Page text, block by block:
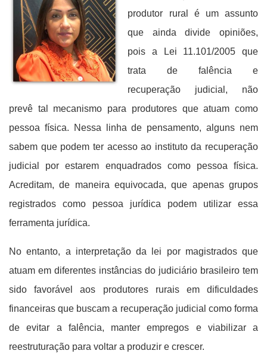
produtor rural é um assunto
que ainda divide opiniões,
pois a Lei 11.101/2005 que
trata de falência e
recuperação judicial, não
prevê tal mecanismo para produtores que atuam como
pessoa física. Nessa linha de pensamento, alguns nem
sabem que podem ter acesso ao instituto da recuperação
judicial por estarem enquadrados como pessoa física.
Acreditam, de maneira equivocada, que apenas grupos
registrados como pessoa jurídica podem utilizar essa
ferramenta jurídica.
No entanto, a interpretação da lei por magistrados que
atuam em diferentes instâncias do judiciário brasileiro tem
sido favorável aos produtores rurais em dificuldades
financeiras que buscam a recuperação judicial como forma
de evitar a falência, manter empregos e viabilizar a
reestruturação para voltar a produzir e crescer.